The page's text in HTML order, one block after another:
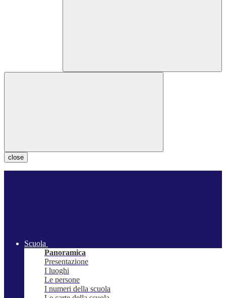
close
Scuola
Panoramica
Presentazione
I luoghi
Le persone
I numeri della scuola